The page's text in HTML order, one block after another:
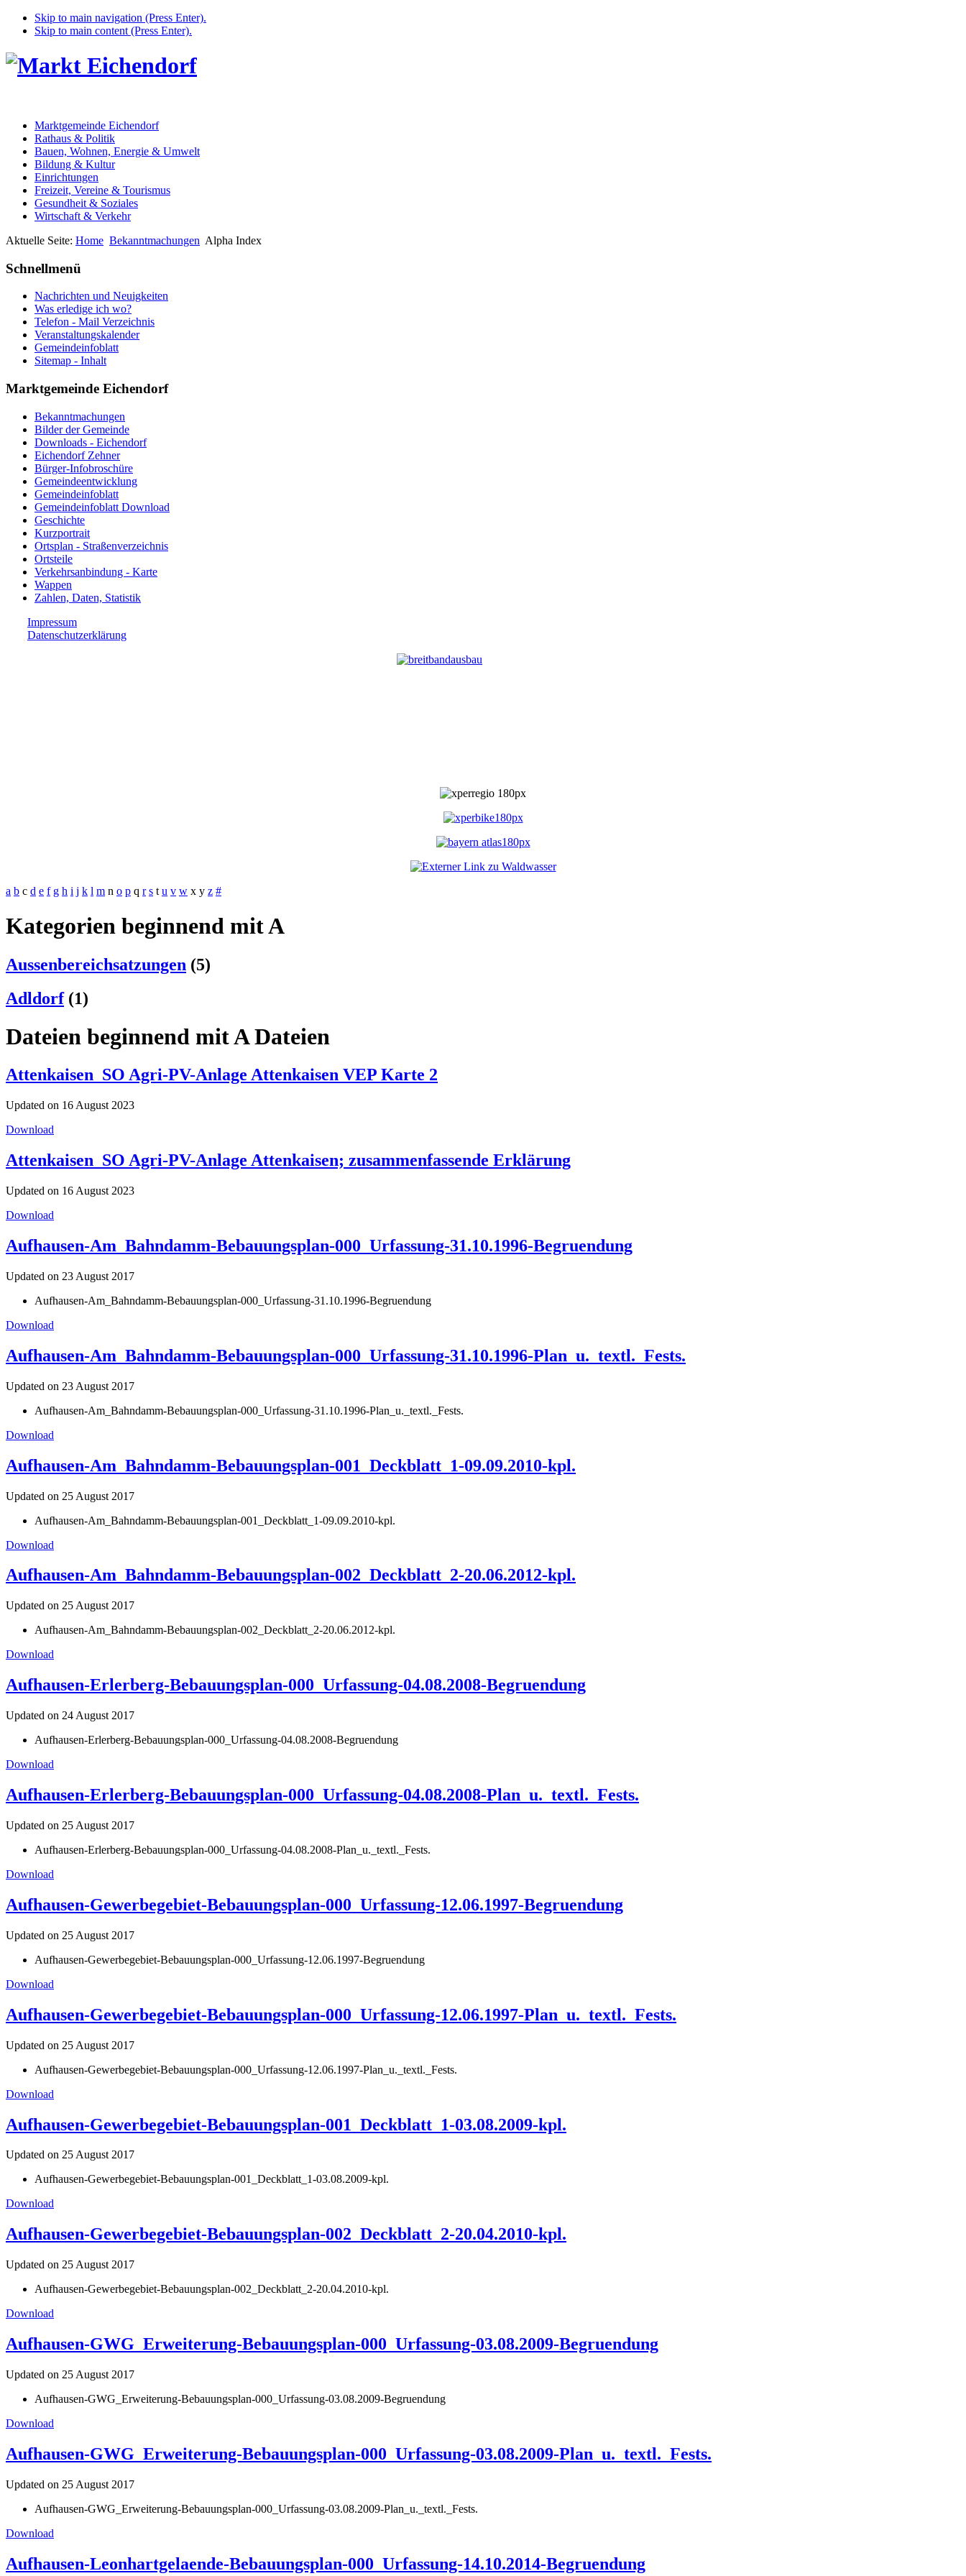
Skip to main navigation (Press Enter).
Skip to main content (Press Enter).
Marktgemeinde Eichendorf
Rathaus & Politik
Bauen, Wohnen, Energie & Umwelt
Bildung & Kultur
Einrichtungen
Freizeit, Vereine & Tourismus
Gesundheit & Soziales
Wirtschaft & Verkehr
Aktuelle Seite: Home Bekanntmachungen Alpha Index
Schnellmenü
Nachrichten und Neuigkeiten
Was erledige ich wo?
Telefon - Mail Verzeichnis
Veranstaltungskalender
Gemeindeinfoblatt
Sitemap - Inhalt
Marktgemeinde Eichendorf
Bekanntmachungen
Bilder der Gemeinde
Downloads - Eichendorf
Eichendorf Zehner
Bürger-Infobroschüre
Gemeindeentwicklung
Gemeindeinfoblatt
Gemeindeinfoblatt Download
Geschichte
Kurzportrait
Ortsplan - Straßenverzeichnis
Ortsteile
Verkehrsanbindung - Karte
Wappen
Zahlen, Daten, Statistik
Impressum
Datenschutzerklärung
a b c d e f g h i j k l m n o p q r s t u v w x y z #
Kategorien beginnend mit A
Aussenbereichsatzungen (5)
Adldorf (1)
Dateien beginnend mit A Dateien
Attenkaisen_SO Agri-PV-Anlage Attenkaisen VEP Karte 2
Updated on 16 August 2023
Download
Attenkaisen_SO Agri-PV-Anlage Attenkaisen; zusammenfassende Erklärung
Updated on 16 August 2023
Download
Aufhausen-Am_Bahndamm-Bebauungsplan-000_Urfassung-31.10.1996-Begruendung
Updated on 23 August 2017
Aufhausen-Am_Bahndamm-Bebauungsplan-000_Urfassung-31.10.1996-Begruendung
Download
Aufhausen-Am_Bahndamm-Bebauungsplan-000_Urfassung-31.10.1996-Plan_u._textl._Fests.
Updated on 23 August 2017
Aufhausen-Am_Bahndamm-Bebauungsplan-000_Urfassung-31.10.1996-Plan_u._textl._Fests.
Download
Aufhausen-Am_Bahndamm-Bebauungsplan-001_Deckblatt_1-09.09.2010-kpl.
Updated on 25 August 2017
Aufhausen-Am_Bahndamm-Bebauungsplan-001_Deckblatt_1-09.09.2010-kpl.
Download
Aufhausen-Am_Bahndamm-Bebauungsplan-002_Deckblatt_2-20.06.2012-kpl.
Updated on 25 August 2017
Aufhausen-Am_Bahndamm-Bebauungsplan-002_Deckblatt_2-20.06.2012-kpl.
Download
Aufhausen-Erlerberg-Bebauungsplan-000_Urfassung-04.08.2008-Begruendung
Updated on 24 August 2017
Aufhausen-Erlerberg-Bebauungsplan-000_Urfassung-04.08.2008-Begruendung
Download
Aufhausen-Erlerberg-Bebauungsplan-000_Urfassung-04.08.2008-Plan_u._textl._Fests.
Updated on 25 August 2017
Aufhausen-Erlerberg-Bebauungsplan-000_Urfassung-04.08.2008-Plan_u._textl._Fests.
Download
Aufhausen-Gewerbegebiet-Bebauungsplan-000_Urfassung-12.06.1997-Begruendung
Updated on 25 August 2017
Aufhausen-Gewerbegebiet-Bebauungsplan-000_Urfassung-12.06.1997-Begruendung
Download
Aufhausen-Gewerbegebiet-Bebauungsplan-000_Urfassung-12.06.1997-Plan_u._textl._Fests.
Updated on 25 August 2017
Aufhausen-Gewerbegebiet-Bebauungsplan-000_Urfassung-12.06.1997-Plan_u._textl._Fests.
Download
Aufhausen-Gewerbegebiet-Bebauungsplan-001_Deckblatt_1-03.08.2009-kpl.
Updated on 25 August 2017
Aufhausen-Gewerbegebiet-Bebauungsplan-001_Deckblatt_1-03.08.2009-kpl.
Download
Aufhausen-Gewerbegebiet-Bebauungsplan-002_Deckblatt_2-20.04.2010-kpl.
Updated on 25 August 2017
Aufhausen-Gewerbegebiet-Bebauungsplan-002_Deckblatt_2-20.04.2010-kpl.
Download
Aufhausen-GWG_Erweiterung-Bebauungsplan-000_Urfassung-03.08.2009-Begruendung
Updated on 25 August 2017
Aufhausen-GWG_Erweiterung-Bebauungsplan-000_Urfassung-03.08.2009-Begruendung
Download
Aufhausen-GWG_Erweiterung-Bebauungsplan-000_Urfassung-03.08.2009-Plan_u._textl._Fests.
Updated on 25 August 2017
Aufhausen-GWG_Erweiterung-Bebauungsplan-000_Urfassung-03.08.2009-Plan_u._textl._Fests.
Download
Aufhausen-Leonhartgelaende-Bebauungsplan-000_Urfassung-14.10.2014-Begruendung